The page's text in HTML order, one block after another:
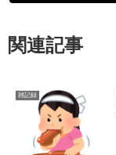
関連記事
雑記録